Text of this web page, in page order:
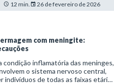
12 min. 26 de fevereiro de 2026
com meningite:
condição inflamatória das meninges,
o sistema nervoso central,
indivíduos de todas as faixas etárias